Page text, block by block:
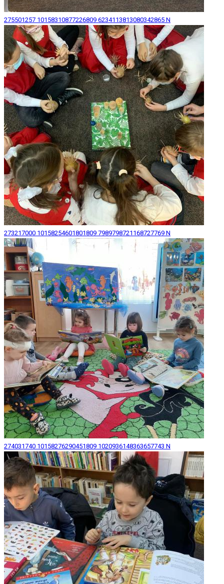
275501257 10158310877226809 6234113813080342865 N
273217000 10158254601801809 7989798721168727769 N
274031740 10158276290451809 1020936148363657743 N